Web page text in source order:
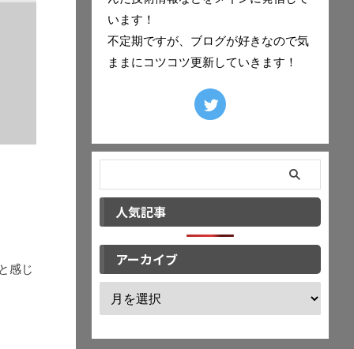
感じ
います！
不定期ですが、ブログが好きなので気
ままにコツコツ更新していきます！
人気記事
アーカイブ